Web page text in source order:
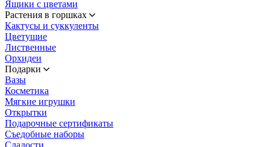
Ящики с цветами
Растения в горшках
Кактусы и суккуленты
Цветущие
Лиственные
Орхидеи
Подарки
Вазы
Косметика
Мягкие игрушки
Открытки
Подарочные сертификаты
Съедобные наборы
Сладости